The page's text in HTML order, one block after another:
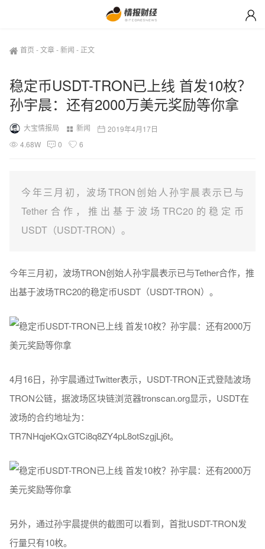
首页 -文章-新闻 - 正文
稳定币USDT-TRON已上线 首发10枚？
孙宇晨：还有2000万美元奖励等你拿
大宝情报局 新闻
2019年4月17日
4.68W
0 6
今年三月初，波场TRON创始人孙宇晨表示已与
Tether合作，推出基于波场TRC20的稳定币
USDT（USDT-TRON）。
今年三月初，波场TRON创始人孙宇晨表示已与Tether合作，推
出基于波场TRC20的稳定币USDT（USDT-TRON）。
4月16日，孙宇晨通过Twitter表示，USDT-TRON正式登陆波场
TRON公链，据波场区块链浏览器tronscan.org显示，USDT在
波场的合约地址为：
TR7NHqjeKQxGTCi8q8ZY4pL8otSzgjLj6t。
另外，通过孙宇晨提供的截图可以看到，首批USDT-TRON发
行量只有10枚。